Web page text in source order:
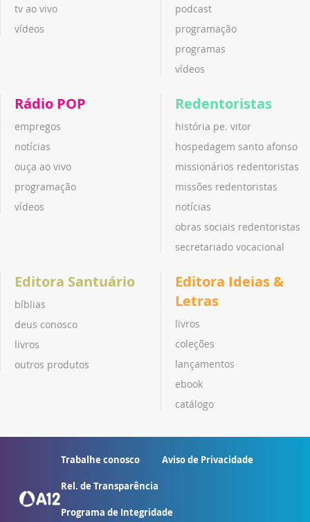
tv ao vivo
vídeos
podcast
programação
programas
vídeos
Rádio POP
empregos
notícias
ouça ao vivo
programação
vídeos
Redentoristas
história pe. vitor
hospedagem santo afonso
missionários redentoristas
missões redentoristas
notícias
obras sociais redentoristas
secretariado vocacional
Editora Santuário
bíblias
deus conosco
livros
outros produtos
Editora Ideias &
Letras
livros
coleções
lançamentos
ebook
catálogo
Trabalhe conosco Aviso de Privacidade
Rel. de Transparência
Programa de Integridade